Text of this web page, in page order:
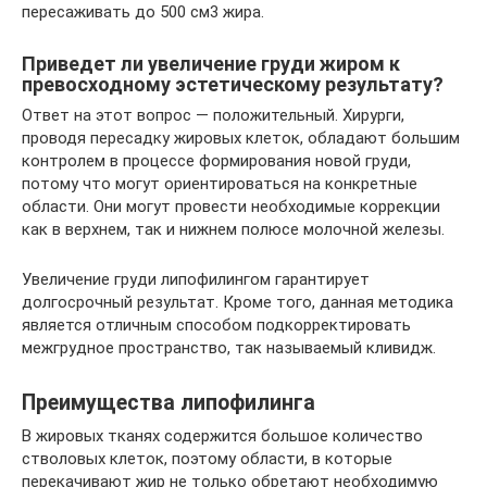
пересаживать до 500 см3 жира.
Приведет ли увеличение груди жиром к
превосходному эстетическому результату?
Ответ на этот вопрос — положительный. Хирурги,
проводя пересадку жировых клеток, обладают большим
контролем в процессе формирования новой груди,
потому что могут ориентироваться на конкретные
области. Они могут провести необходимые коррекции
как в верхнем, так и нижнем полюсе молочной железы.
Увеличение груди липофилингом гарантирует
долгосрочный результат. Кроме того, данная методика
является отличным способом подкорректировать
межгрудное пространство, так называемый кливидж.
Преимущества липофилинга
В жировых тканях содержится большое количество
стволовых клеток, поэтому области, в которые
перекачивают жир не только обретают необходимую